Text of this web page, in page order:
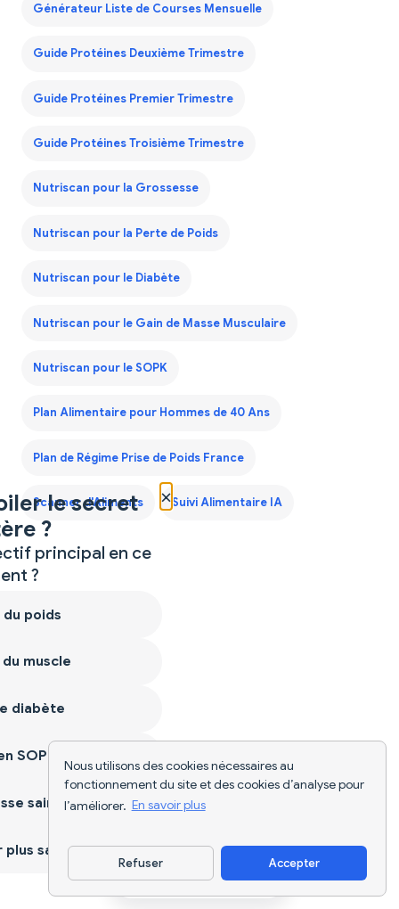
Nous utilisons des cookies nécessaires au
fonctionnement du site et des cookies d’analyse pour
l’améliorer. En savoir plus
Refuser Accepter
Générateur Liste de Courses Mensuelle
Guide Protéines Deuxième Trimestre
Guide Protéines Premier Trimestre
Guide Protéines Troisième Trimestre
Nutriscan pour la Grossesse
Nutriscan pour la Perte de Poids
Nutriscan pour le Diabète
Nutriscan pour le Gain de Masse Musculaire
Nutriscan pour le SOPK
Plan Alimentaire pour Hommes de 40 Ans
Plan de Régime Prise de Poids France
Scanner d'Aliments Suivi Alimentaire IA
Télécharger l'appli
×
le secret
?
principal en ce
?
poids
muscle
diabète
SOPK
saine
sain